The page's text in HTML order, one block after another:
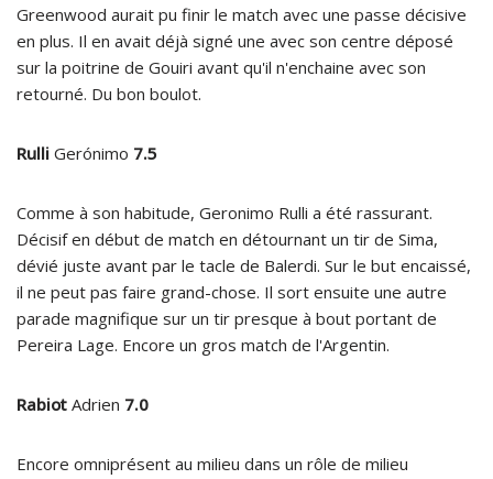
Greenwood aurait pu finir le match avec une passe décisive
en plus. Il en avait déjà signé une avec son centre déposé
sur la poitrine de Gouiri avant qu'il n'enchaine avec son
retourné. Du bon boulot.
Rulli Gerónimo 7.5
Comme à son habitude, Geronimo Rulli a été rassurant.
Décisif en début de match en détournant un tir de Sima,
dévié juste avant par le tacle de Balerdi. Sur le but encaissé,
il ne peut pas faire grand-chose. Il sort ensuite une autre
parade magnifique sur un tir presque à bout portant de
Pereira Lage. Encore un gros match de l'Argentin.
Rabiot Adrien 7.0
Encore omniprésent au milieu dans un rôle de milieu